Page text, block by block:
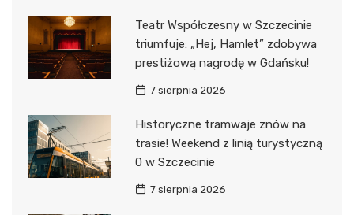
Teatr Współczesny w Szczecinie
triumfuje: „Hej, Hamlet” zdobywa
prestiżową nagrodę w Gdańsku!
7 sierpnia 2026
Historyczne tramwaje znów na
trasie! Weekend z linią turystyczną
0 w Szczecinie
7 sierpnia 2026